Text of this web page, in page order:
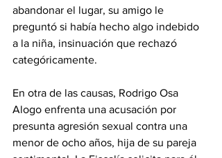
abandonar el lugar, su amigo le
preguntó si había hecho algo indebido
a la niña, insinuación que rechazó
categóricamente.
‎En otra de las causas, Rodrigo Osa
Alogo enfrenta una acusación por
presunta agresión sexual contra una
menor de ocho años, hija de su pareja